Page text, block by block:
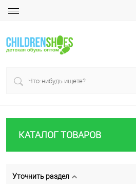
КАТАЛОГ ТОВАРОВ
Уточнить раздел